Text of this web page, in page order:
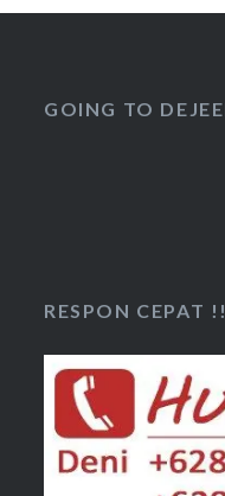
GOING TO
RESPON CEPAT